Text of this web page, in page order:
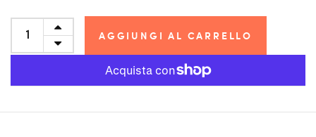
AGGIUNGI AL CARRELLO